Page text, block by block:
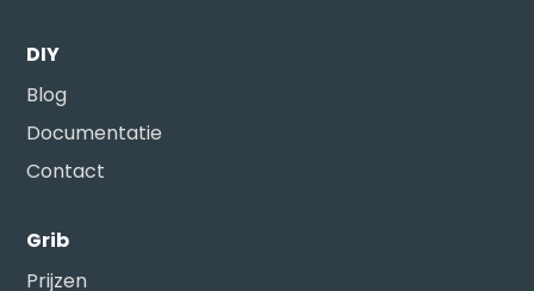
DIY
Blog
Documentatie
Contact
Grib
Prijzen